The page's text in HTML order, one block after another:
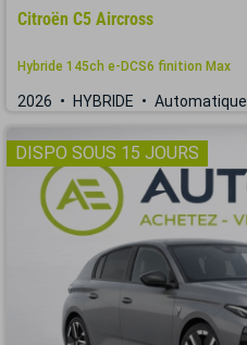
Citroën C5 Aircross
Hybride 145ch e-DCS6 finition Max
2026 HYBRIDE Automatique
DISPO SOUS 15 JOURS